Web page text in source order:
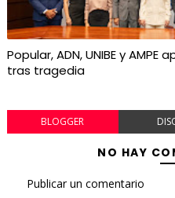
Popular, ADN, UNIBE y
tras tragedia
BLOGGER
NO HAY
Publicar un comentario